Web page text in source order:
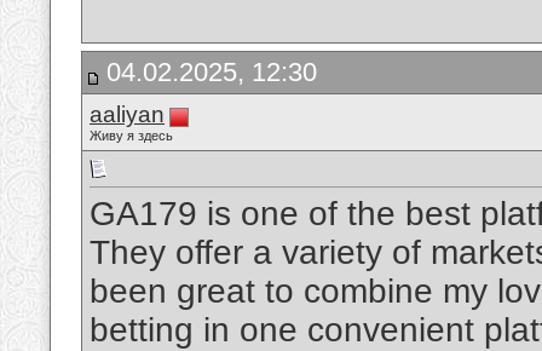
04.02.2025, 12:30
aaliyan
Живу я здесь
GA179 is one of the best
They offer a variety of
been great to combine my
betting in one convenient